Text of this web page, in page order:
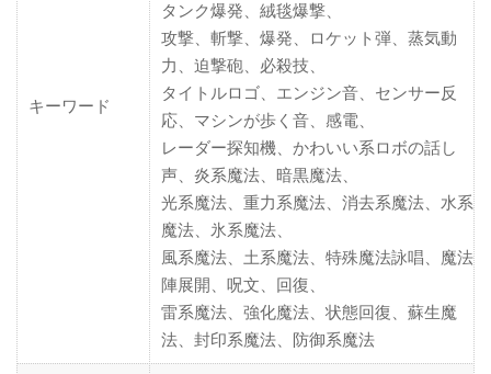
キーワード
タンク爆発、絨毯爆撃、
攻撃、斬撃、爆発、ロケット弾、蒸気動
力、迫撃砲、必殺技、
タイトルロゴ、エンジン音、センサー反
応、マシンが歩く音、感電、
レーダー探知機、かわいい系ロボの話し
声、炎系魔法、暗黒魔法、
光系魔法、重力系魔法、消去系魔法、水系
魔法、氷系魔法、
風系魔法、土系魔法、特殊魔法詠唱、魔法
陣展開、呪文、回復、
雷系魔法、強化魔法、状態回復、蘇生魔
法、封印系魔法、防御系魔法